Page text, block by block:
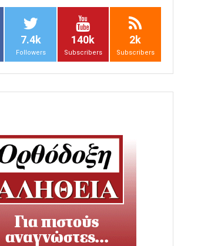
7.4k
Followers
140k
Subscribers
2k
Subscribers